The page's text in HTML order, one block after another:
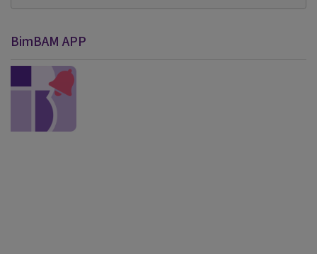
BimBAM APP